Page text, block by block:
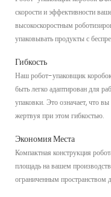
скорости и эффективности
высокоскоростным
упаковывать продукты с
Гибкость
Наш робот-упаковщик
быть легко адаптирован для
упаковки. Это означает, что
жертвуя при этом гибкостью.
Экономия Места
Компактная конструкция
площадь на вашем
ограниченным пространством